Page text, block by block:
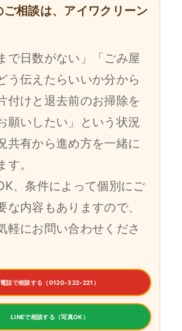
ご相談は、アイワクリーン
で日数がない」「ごみ屋
う伝えたらいいか分から
付けと退去前のお掃除を
願いしたい」という状況
共有から進め方を一緒に
す。
、条件によって個別にご
な内容もありますので、
軽にお問い合わせくださ
電話で相談する（0120-322-221）
LINEで相談する（写真OK）